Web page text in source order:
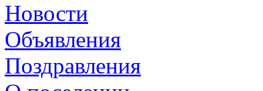
Новости
Объявления
Поздравления